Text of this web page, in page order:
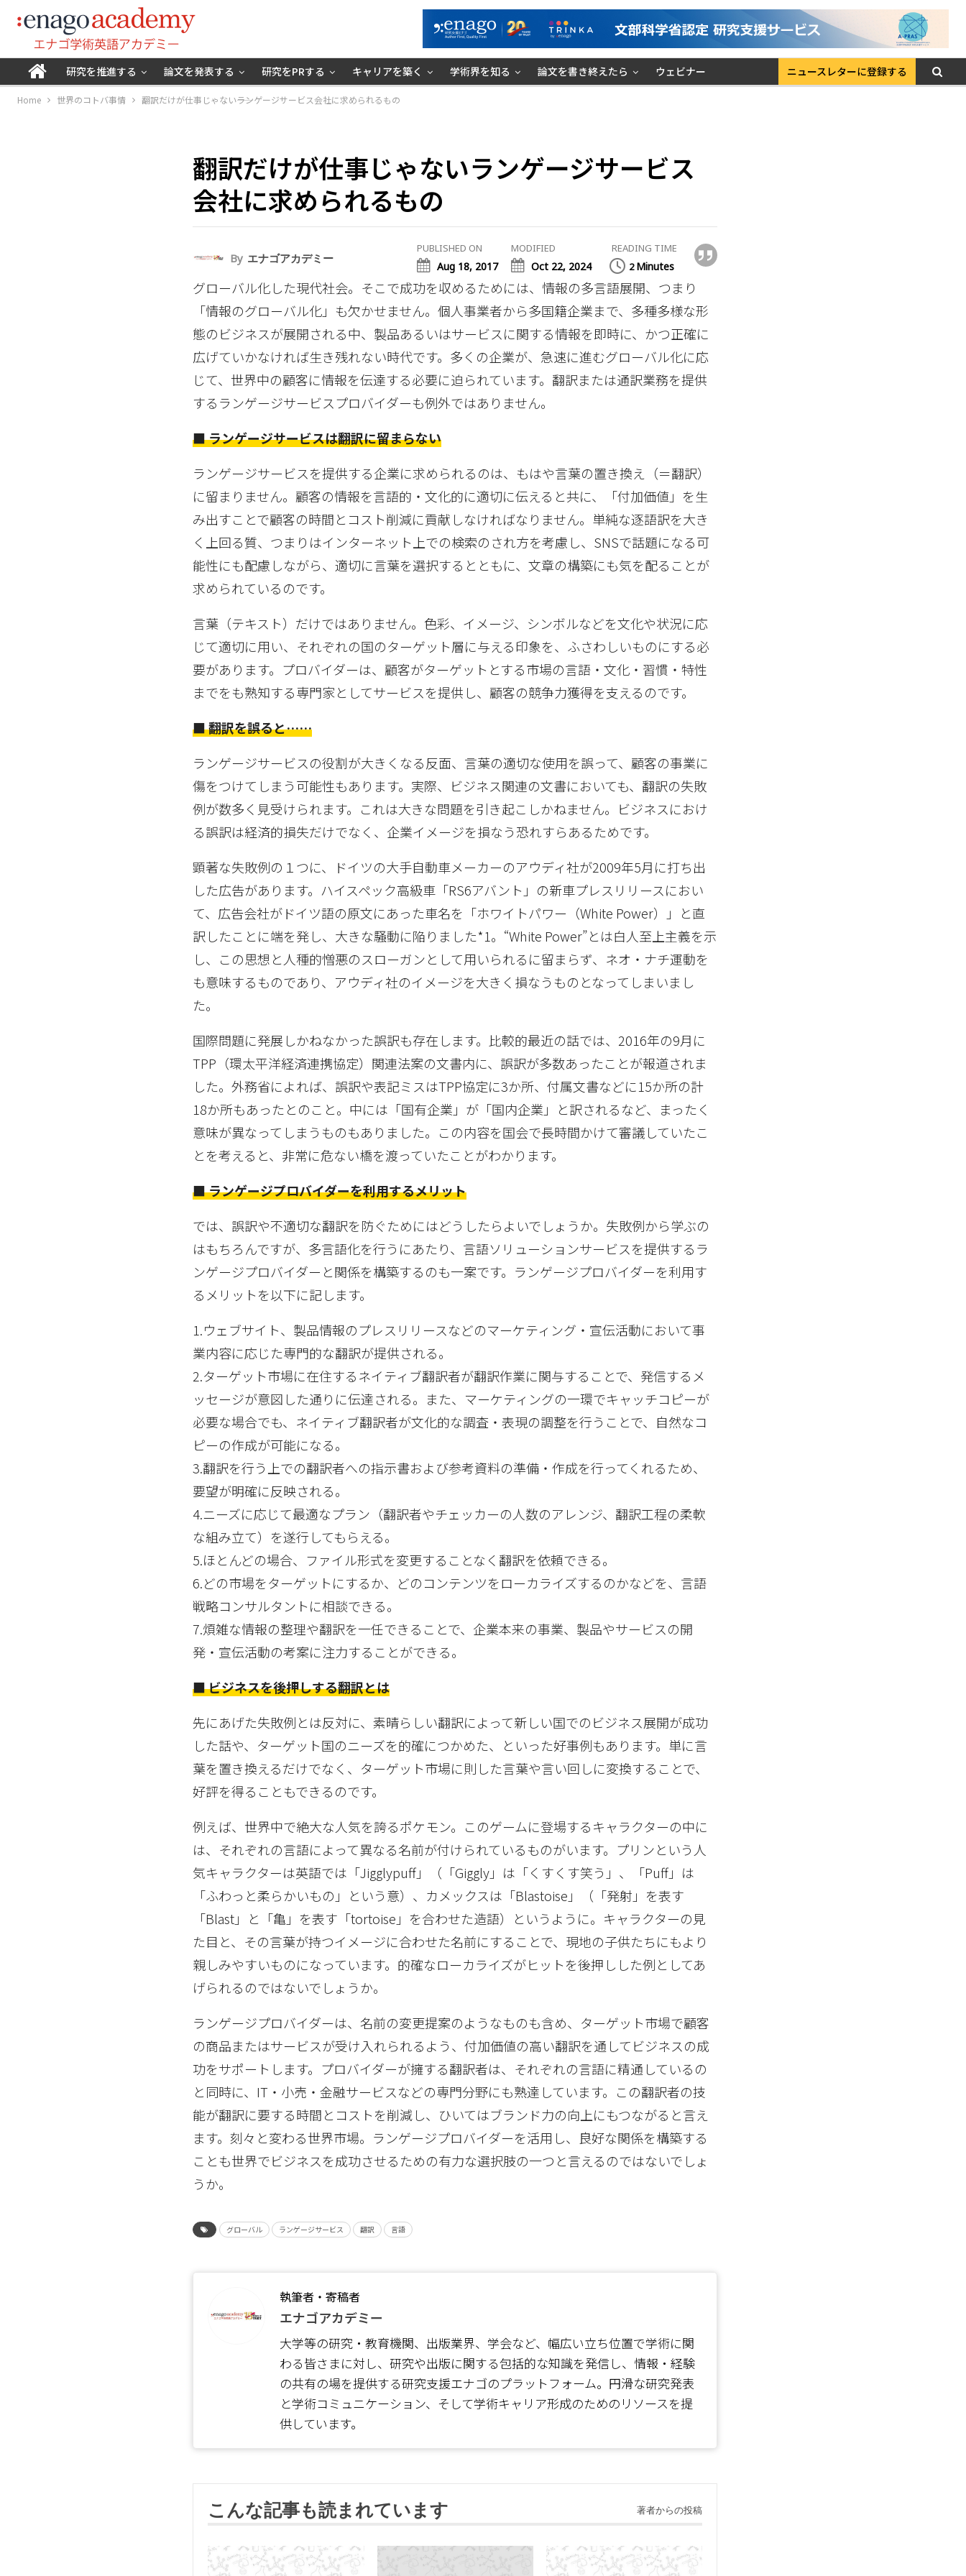
研究を推進する 論文を発表する 研究をPRする キャリアを築く 学術界を知る 論文を書き終えたら ウェビナー ニュースレターに登録する
Home 世界のコトバ事情 翻訳だけが仕事じゃない――ランゲージサービス会社に求められるもの
翻訳だけが仕事じゃない――ランゲージサービス
会社に求められるもの
READING TIME
2 Minutes
By エナゴアカデミー
MODIFIED
Oct 22, 2024
PUBLISHED ON
Aug 18, 2017
グローバル化した現代社会。そこで成功を収めるためには、情報の多言語展開、つまり
「情報のグローバル化」も欠かせません。個人事業者から多国籍企業まで、多種多様な形
態のビジネスが展開される中、製品あるいはサービスに関する情報を即時に、かつ正確に
広げていかなければ生き残れない時代です。多くの企業が、急速に進むグローバル化に応
じて、世界中の顧客に情報を伝達する必要に迫られています。翻訳または通訳業務を提供
するランゲージサービスプロバイダーも例外ではありません。
■ ランゲージサービスは翻訳に留まらない
ランゲージサービスを提供する企業に求められるのは、もはや言葉の置き換え（＝翻訳）
に留まりません。顧客の情報を言語的・文化的に適切に伝えると共に、「付加価値」を生
み出すことで顧客の時間とコスト削減に貢献しなければなりません。単純な逐語訳を大き
く上回る質、つまりはインターネット上での検索のされ方を考慮し、SNSで話題になる可
能性にも配慮しながら、適切に言葉を選択するとともに、文章の構築にも気を配ることが
求められているのです。
言葉（テキスト）だけではありません。色彩、イメージ、シンボルなどを文化や状況に応
じて適切に用い、それぞれの国のターゲット層に与える印象を、ふさわしいものにする必
要があります。プロバイダーは、顧客がターゲットとする市場の言語・文化・習慣・特性
までをも熟知する専門家としてサービスを提供し、顧客の競争力獲得を支えるのです。
■ 翻訳を誤ると……
ランゲージサービスの役割が大きくなる反面、言葉の適切な使用を誤って、顧客の事業に
傷をつけてしまう可能性もあります。実際、ビジネス関連の文書においても、翻訳の失敗
例が数多く見受けられます。これは大きな問題を引き起こしかねません。ビジネスにおけ
る誤訳は経済的損失だけでなく、企業イメージを損なう恐れすらあるためです。
顕著な失敗例の１つに、ドイツの大手自動車メーカーのアウディ社が2009年5月に打ち出
した広告があります。ハイスペック高級車「RS6アバント」の新車プレスリリースにおい
て、広告会社がドイツ語の原文にあった車名を「ホワイトパワー（White Power）」と直
訳したことに端を発し、大きな騒動に陥りました*1。“White Power”とは白人至上主義を示
し、この思想と人種的憎悪のスローガンとして用いられるに留まらず、ネオ・ナチ運動を
も意味するものであり、アウディ社のイメージを大きく損なうものとなってしまいまし
た。
国際問題に発展しかねなかった誤訳も存在します。比較的最近の話では、2016年の9月に
TPP（環太平洋経済連携協定）関連法案の文書内に、誤訳が多数あったことが報道されま
した。外務省によれば、誤訳や表記ミスはTPP協定に3か所、付属文書などに15か所の計
18か所もあったとのこと。中には「国有企業」が「国内企業」と訳されるなど、まったく
意味が異なってしまうものもありました。この内容を国会で長時間かけて審議していたこ
とを考えると、非常に危ない橋を渡っていたことがわかります。
■ ランゲージプロバイダーを利用するメリット
では、誤訳や不適切な翻訳を防ぐためにはどうしたらよいでしょうか。失敗例から学ぶの
はもちろんですが、多言語化を行うにあたり、言語ソリューションサービスを提供するラ
ンゲージプロバイダーと関係を構築するのも一案です。ランゲージプロバイダーを利用す
るメリットを以下に記します。
1.ウェブサイト、製品情報のプレスリリースなどのマーケティング・宣伝活動において事
業内容に応じた専門的な翻訳が提供される。
2.ターゲット市場に在住するネイティブ翻訳者が翻訳作業に関与することで、発信するメ
ッセージが意図した通りに伝達される。また、マーケティングの一環でキャッチコピーが
必要な場合でも、ネイティブ翻訳者が文化的な調査・表現の調整を行うことで、自然なコ
ピーの作成が可能になる。
3.翻訳を行う上での翻訳者への指示書および参考資料の準備・作成を行ってくれるため、
要望が明確に反映される。
4.ニーズに応じて最適なプラン（翻訳者やチェッカーの人数のアレンジ、翻訳工程の柔軟
な組み立て）を遂行してもらえる。
5.ほとんどの場合、ファイル形式を変更することなく翻訳を依頼できる。
6.どの市場をターゲットにするか、どのコンテンツをローカライズするのかなどを、言語
戦略コンサルタントに相談できる。
7.煩雑な情報の整理や翻訳を一任できることで、企業本来の事業、製品やサービスの開
発・宣伝活動の考案に注力することができる。
■ ビジネスを後押しする翻訳とは
先にあげた失敗例とは反対に、素晴らしい翻訳によって新しい国でのビジネス展開が成功
した話や、ターゲット国のニーズを的確につかめた、といった好事例もあります。単に言
葉を置き換えるだけでなく、ターゲット市場に則した言葉や言い回しに変換することで、
好評を得ることもできるのです。
例えば、世界中で絶大な人気を誇るポケモン。このゲームに登場するキャラクターの中に
は、それぞれの言語によって異なる名前が付けられているものがいます。プリンという人
気キャラクターは英語では「Jigglypuff」（「Giggly」は「くすくす笑う」、「Puff」は
「ふわっと柔らかいもの」という意）、カメックスは「Blastoise」（「発射」を表す
「Blast」と「亀」を表す「tortoise」を合わせた造語）というように。キャラクターの見
た目と、その言葉が持つイメージに合わせた名前にすることで、現地の子供たちにもより
親しみやすいものになっています。的確なローカライズがヒットを後押しした例としてあ
げられるのではないでしょうか。
ランゲージプロバイダーは、名前の変更提案のようなものも含め、ターゲット市場で顧客
の商品またはサービスが受け入れられるよう、付加価値の高い翻訳を通してビジネスの成
功をサポートします。プロバイダーが擁する翻訳者は、それぞれの言語に精通しているの
と同時に、IT・小売・金融サービスなどの専門分野にも熟達しています。この翻訳者の技
能が翻訳に要する時間とコストを削減し、ひいてはブランド力の向上にもつながると言え
ます。刻々と変わる世界市場。ランゲージプロバイダーを活用し、良好な関係を構築する
ことも世界でビジネスを成功させるための有力な選択肢の一つと言えるのではないでしょ
うか。
グローバル ランゲージサービス 翻訳 言語
執筆者・寄稿者
エナゴアカデミー
大学等の研究・教育機関、出版業界、学会など、幅広い立ち位置で学術に関
わる皆さまに対し、研究や出版に関する包括的な知識を発信し、情報・経験
の共有の場を提供する研究支援エナゴのプラットフォーム。円滑な研究発表
と学術コミュニケーション、そして学術キャリア形成のためのリソースを提
供しています。
こんな記事も読まれています 著者からの投稿